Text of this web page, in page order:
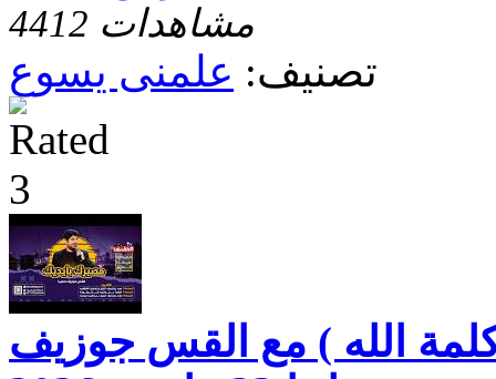
4412 مشاهدات
تصنيف: علمنى يسوع
الله ) مع القس جوزيف